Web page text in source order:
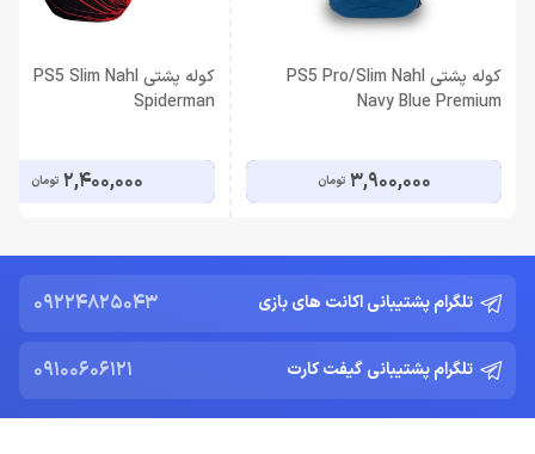
کوله پشتی PS5 Pro/Slim Nahl
Navy Blue Premium
3,900,000 تومان
کوله پشتی PS5 Slim Nahl
Spiderman
2,400,000 تومان
تلگرام پشتیبانی اکانت های بازی 09224825043
تلگرام پشتیبانی گیفت کارت 09100606121